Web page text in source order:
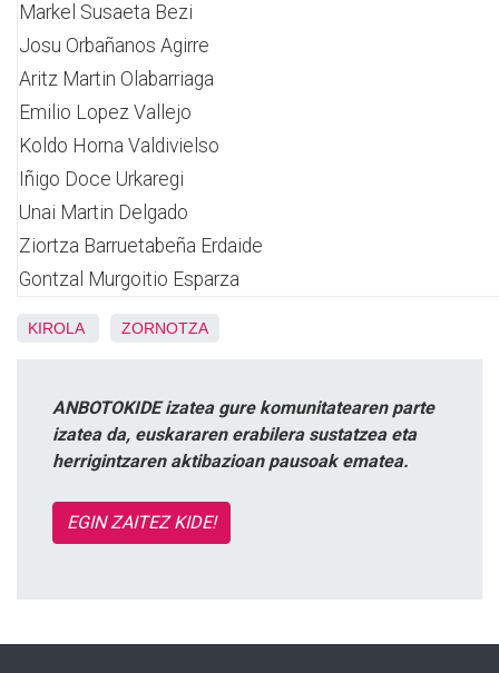
Markel Susaeta Bezi
Josu Orbañanos Agirre
Aritz Martin Olabarriaga
Emilio Lopez Vallejo
Koldo Horna Valdivielso
Iñigo Doce Urkaregi
Unai Martin Delgado
Ziortza Barruetabeña Erdaide
Gontzal Murgoitio Esparza
KIROLA ZORNOTZA
ANBOTOKIDE izatea gure komunitatearen parte
izatea da, euskararen erabilera sustatzea eta
herrigintzaren aktibazioan pausoak ematea.
EGIN ZAITEZ KIDE!